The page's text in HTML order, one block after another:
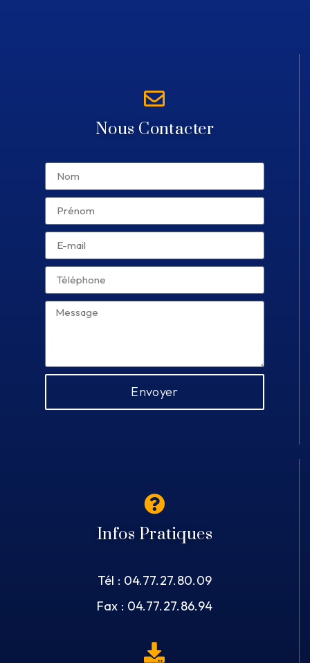
Nous Contacter
Envoyer
Infos Pratiques
Tél : 04.77.27.80.09
Fax : 04.77.27.86.94